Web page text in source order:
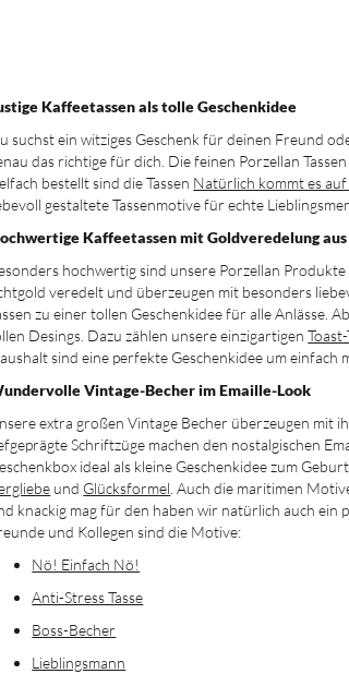
Kaffeetassen als tolle Geschenkidee
suchst ein witziges Geschenk für deinen Freund
das richtige für dich. Die feinen Porzellan
bestellt sind die Tassen Natürlich kommt es
gestaltete Tassenmotive für echte
Kaffeetassen mit Goldveredelung
hochwertig sind unsere Porzellan
veredelt und überzeugen mit besonders
zu einer tollen Geschenkidee für alle Anlässe.
Desings. Dazu zählen unsere einzigartigen
sind eine perfekte Geschenkidee um einfach
Vintage-Becher im Emaille-Look
extra großen Vintage Becher überzeugen mit
Schriftzüge machen den nostalgischen
ideal als kleine Geschenkidee zum
und Glücksformel . Auch die maritimen
knackig mag für den haben wir natürlich auch ein
und Kollegen sind die Motive:
Nö! Einfach Nö!
Anti-Stress Tasse
Boss-Becher
Lieblingsmann